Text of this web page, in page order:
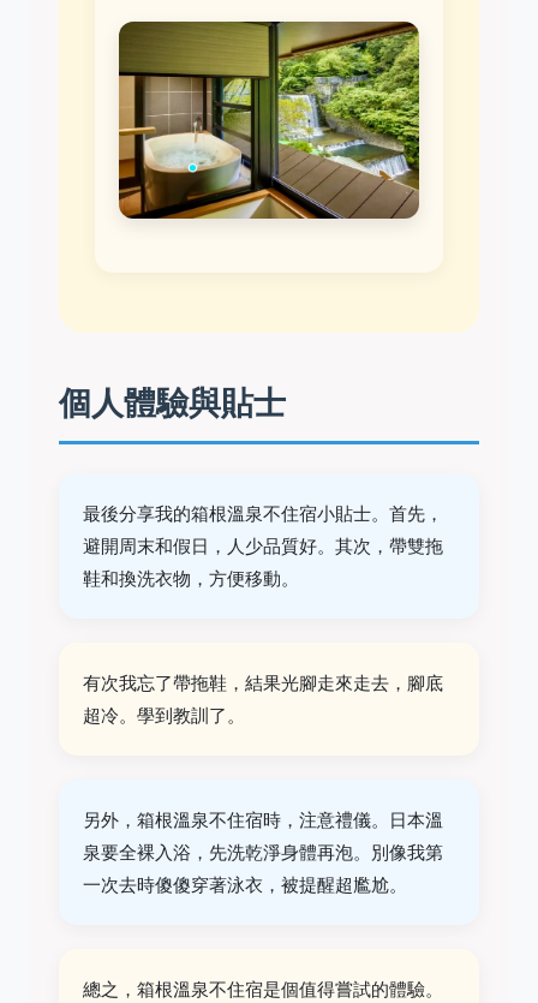
個人體驗與貼士
最後分享我的箱根溫泉不住宿小貼士。首先，
避開周末和假日，人少品質好。其次，帶雙拖
鞋和換洗衣物，方便移動。
有次我忘了帶拖鞋，結果光腳走來走去，腳底
超冷。學到教訓了。
另外，箱根溫泉不住宿時，注意禮儀。日本溫
泉要全裸入浴，先洗乾淨身體再泡。別像我第
一次去時傻傻穿著泳衣，被提醒超尷尬。
總之，箱根溫泉不住宿是個值得嘗試的體驗。